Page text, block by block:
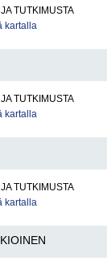
TUTKIMUSTA
kartalla
TUTKIMUSTA
kartalla
TUTKIMUSTA
kartalla